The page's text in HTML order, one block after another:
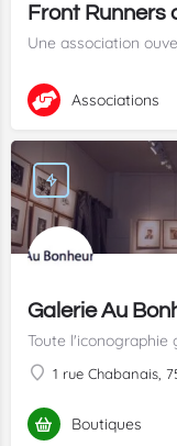
Front Runners
Une association
Associations
Galerie Au
Toute l'iconographie
1 rue Chabanais,
Boutiques